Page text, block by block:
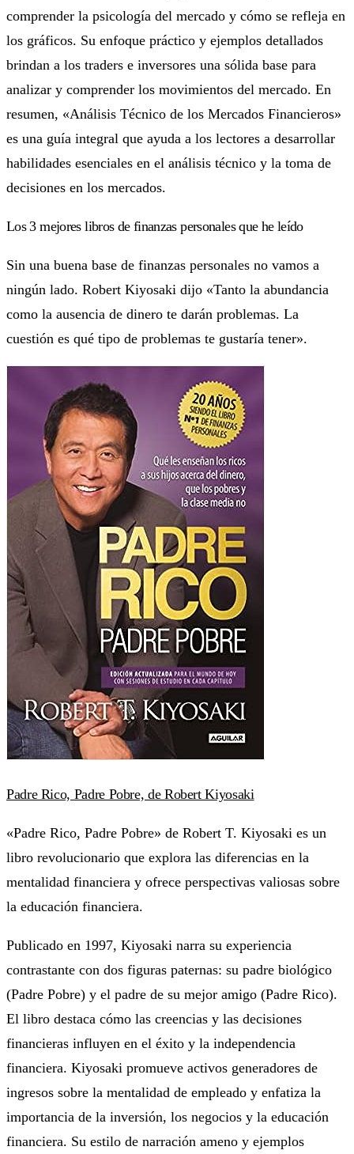
comprender la psicología del mercado y cómo se refleja en
los gráficos. Su enfoque práctico y ejemplos detallados
brindan a los traders e inversores una sólida base para
analizar y comprender los movimientos del mercado. En
resumen, «Análisis Técnico de los Mercados Financieros»
es una guía integral que ayuda a los lectores a desarrollar
habilidades esenciales en el análisis técnico y la toma de
decisiones en los mercados.
Los 3 mejores libros de finanzas personales que he leído
Sin una buena base de finanzas personales no vamos a
ningún lado. Robert Kiyosaki dijo «Tanto la abundancia
como la ausencia de dinero te darán problemas. La
cuestión es qué tipo de problemas te gustaría tener».
Padre Rico, Padre Pobre, de Robert Kiyosaki
«Padre Rico, Padre Pobre» de Robert T. Kiyosaki es un
libro revolucionario que explora las diferencias en la
mentalidad financiera y ofrece perspectivas valiosas sobre
la educación financiera.
Publicado en 1997, Kiyosaki narra su experiencia
contrastante con dos figuras paternas: su padre biológico
(Padre Pobre) y el padre de su mejor amigo (Padre Rico).
El libro destaca cómo las creencias y las decisiones
financieras influyen en el éxito y la independencia
financiera. Kiyosaki promueve activos generadores de
ingresos sobre la mentalidad de empleado y enfatiza la
importancia de la inversión, los negocios y la educación
financiera. Su estilo de narración ameno y ejemplos